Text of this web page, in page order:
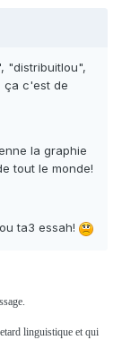
"distribuitlou",
ça c'est de
la graphie
tout le monde!
ta3 essah!
linguistique et qui